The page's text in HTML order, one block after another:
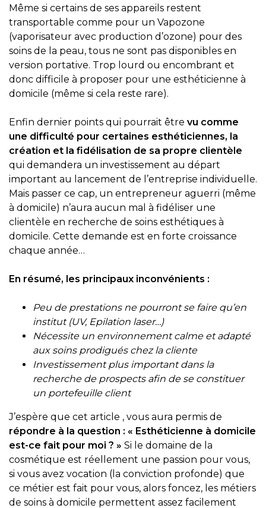
Même si certains de ses appareils restent
transportable comme pour un Vapozone
(vaporisateur avec production d’ozone) pour des
soins de la peau, tous ne sont pas disponibles en
version portative. Trop lourd ou encombrant et
donc difficile à proposer pour une esthéticienne à
domicile (même si cela reste rare).
Enfin dernier points qui pourrait être vu comme
une difficulté pour certaines esthéticiennes, la
création et la fidélisation de sa propre clientèle
qui demandera un investissement au départ
important au lancement de l’entreprise individuelle.
Mais passer ce cap, un entrepreneur aguerri (même
à domicile) n’aura aucun mal à fidéliser une
clientèle en recherche de soins esthétiques à
domicile. Cette demande est en forte croissance
chaque année…
En résumé, les principaux inconvénients :
Peu de prestations ne pourront se faire qu’en
institut (UV, Epilation laser…)
Nécessite un environnement calme et adapté
aux soins prodigués chez la cliente
Investissement plus important dans la
recherche de prospects afin de se constituer
un portefeuille client
J’espère que cet article , vous aura permis de
répondre à la question : « Esthéticienne à domicile
est-ce fait pour moi ? » Si le domaine de la
cosmétique est réellement une passion pour vous,
si vous avez vocation (la conviction profonde) que
ce métier est fait pour vous, alors foncez, les métiers
de soins à domicile permettent assez facilement